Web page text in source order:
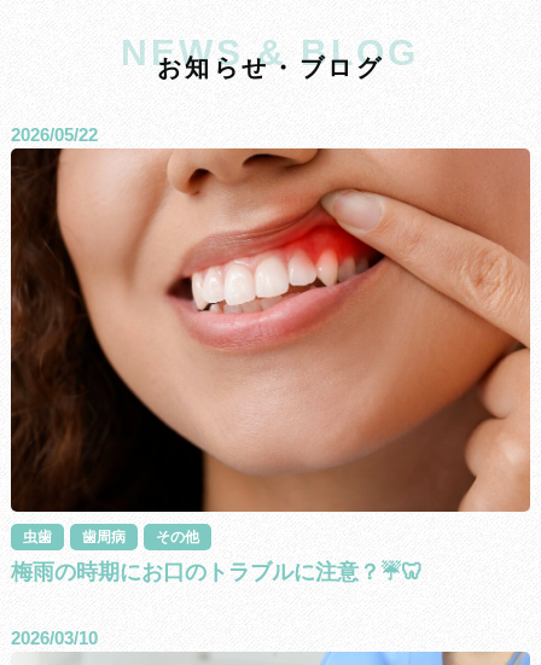
NEWS & BLOG
お知 らせ・ ブ ログ
2026/05/22
虫歯 歯周病 その他
梅雨の時期にお口のトラブルに注意？☔🦷
2026/03/10